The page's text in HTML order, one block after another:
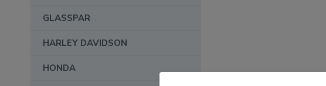
GLASSPAR
HARLEY DAVIDSON
HONDA